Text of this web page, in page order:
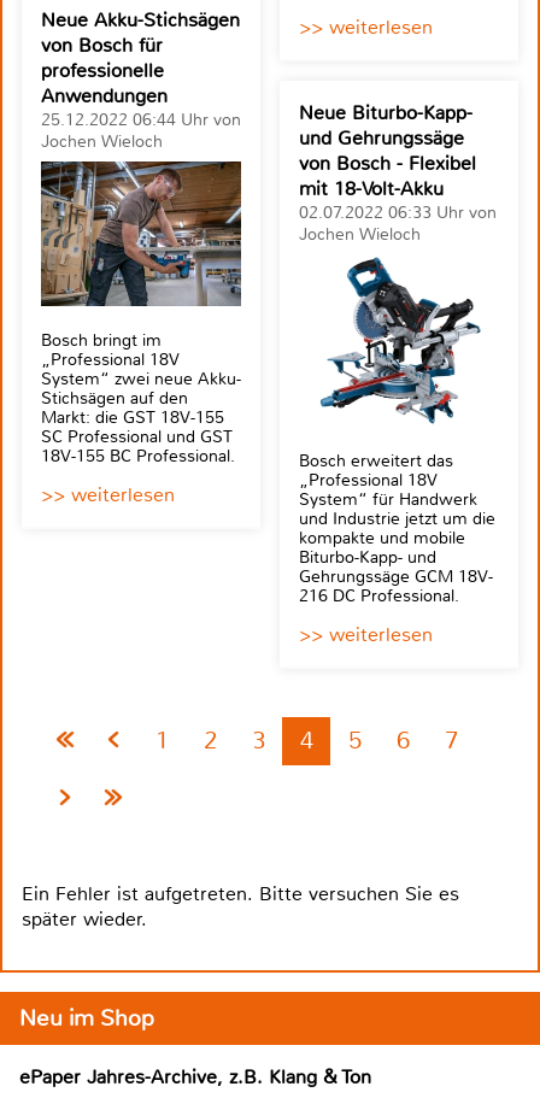
Neue Akku-Stichsägen
von Bosch für
professionelle
Anwendungen
25.12.2022 06:44 Uhr von
Jochen Wieloch
Bosch bringt im
„Professional 18V
System“ zwei neue Akku-
Stichsägen auf den
Markt: die GST 18V-155
SC Professional und GST
18V-155 BC Professional.
>> weiterlesen
>> weiterlesen
Neue Biturbo-Kapp-
und Gehrungssäge
von Bosch - Flexibel
mit 18-Volt-Akku
02.07.2022 06:33 Uhr von
Jochen Wieloch
Bosch erweitert das
„Professional 18V
System“ für Handwerk
und Industrie jetzt um die
kompakte und mobile
Biturbo-Kapp- und
Gehrungssäge GCM 18V-
216 DC Professional.
>> weiterlesen
1 2 3 4 5 6 7
Ein Fehler ist aufgetreten. Bitte versuchen Sie es
später wieder.
Neu im Shop
ePaper Jahres-Archive, z.B. Klang & Ton